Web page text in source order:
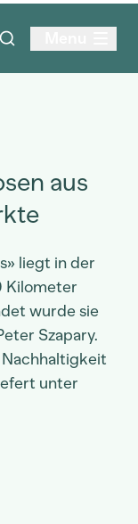
aus
liegt in der
Kilometer
wurde sie
Szapary.
unter